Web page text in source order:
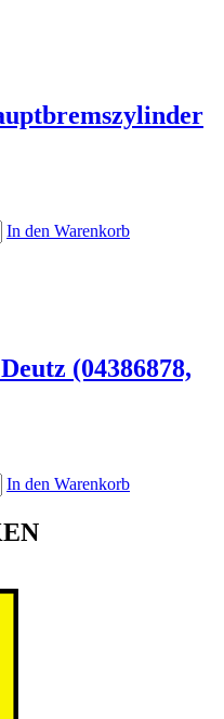
In den Warenkorb
(04386878,
In den Warenkorb